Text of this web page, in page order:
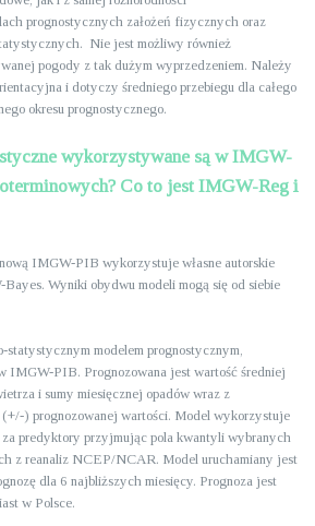
prognostycznych założeń fizycznych oraz
Nie jest możliwy również
pogody z tak dużym wyprzedzeniem. Należy
i dotyczy średniego przebiegu dla całego
okresu prognostycznego.
wykorzystywane są w IMGW-
Co to jest IMGW-Reg i
IMGW-PIB wykorzystuje własne autorskie
Wyniki obydwu modeli mogą się od siebie
statystycznym modelem prognostycznym,
IMGW-PIB. Prognozowana jest wartość średniej
i sumy miesięcznej opadów wraz z
) prognozowanej wartości. Model wykorzystuje
predyktory przyjmując pola kwantyli wybranych
z reanaliz NCEP/NCAR. Model uruchamiany jest
dla 6 najbliższych miesięcy. Prognoza jest
w Polsce.